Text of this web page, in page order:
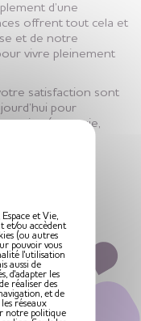
d’une
offrent tout cela et
et de notre
vivre pleinement
satisfaction sont
pour
senior épanouie,
et entouré
toute sérénité
et Vie,
et/ou accèdent
(ou autres
pouvoir vous
l'utilisation
aussi de
d'adapter les
réaliser des
et de
réseaux
notre politique